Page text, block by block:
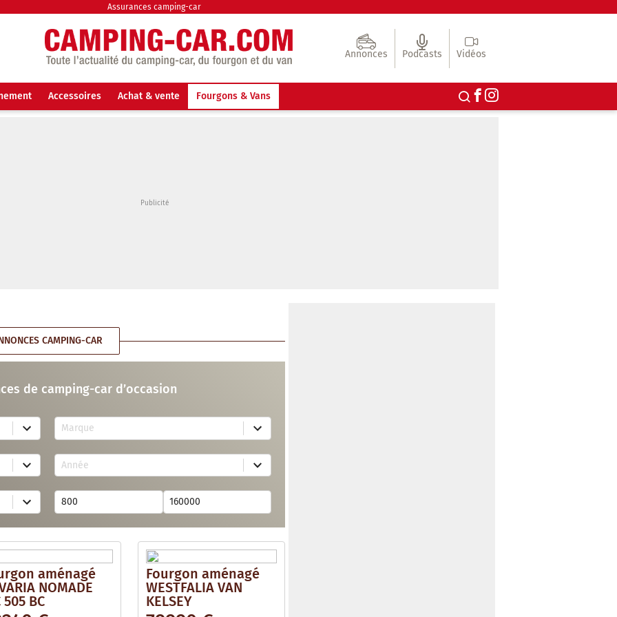
Assurances camping-car
Annonces Podcasts Vidéos
Accessoires Achat & vente Fourgons & Vans
CAMPING-CAR
de camping-car d’occasion
Marque
7
r
t
a
i
a
b
l
Année
2
r
e
t
s
a
v
a
i
l
aménagé
NOMADE
505 BC
Fourgon aménagé
WESTFALIA VAN
KELSEY